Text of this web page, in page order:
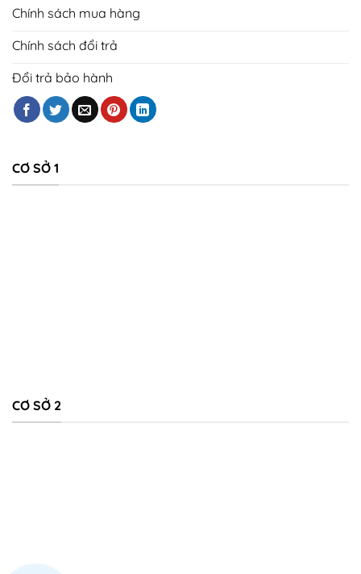
Chính sách mua hàng
Chính sách đổi trả
Đổi trả bảo hành
CƠ SỞ 1
CƠ SỞ 2